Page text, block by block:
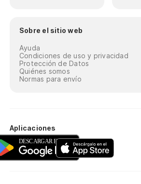
Sobre el sitio web
Ayuda
Condiciones de uso y privacidad
Protección de Datos
Quiénes somos
Normas para envío
Aplicaciones